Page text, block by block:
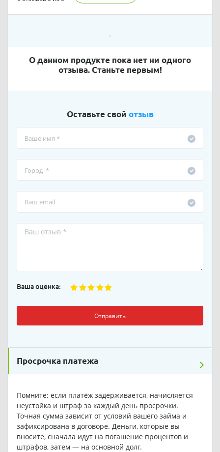
О данном продукте пока нет ни одного
отзыва. Станьте первым!
Оставьте свой отзыв
Ваша оценка:
Отправить
Просрочка платежа
Помните: если платёж задерживается, начисляется
неустойка и штраф за каждый день просрочки.
Точная сумма зависит от условий вашего займа и
зафиксирована в договоре. Деньги, которые вы
вносите, сначала идут на погашение процентов и
штрафов, затем — на основной долг.